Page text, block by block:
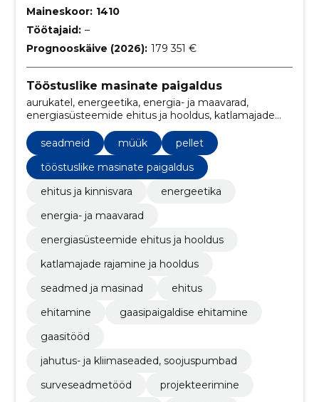
Maineskoor: 1410
Töötajaid: –
Prognooskäive (2026): 179 351 €
Tööstuslike masinate paigaldus
aurukatel, energeetika, energia- ja maavarad,
energiasüsteemide ehitus ja hooldus, katlamajade
rajamine ja hooldus, seadmed ja masinad, ehitus,
ehitamine, Gaasipaigaldise ehitamine, gaasitööd
seadmeid müük
pellet
tööstuslike masinate paigaldus
ehitus ja kinnisvara
energeetika
energia- ja maavarad
energiasüsteemide ehitus ja hooldus
katlamajade rajamine ja hooldus
seadmed ja masinad
ehitus
ehitamine
gaasipaigaldise ehitamine
gaasitööd
jahutus- ja kliimaseaded, soojuspumbad
surveseadmetööd
projekteerimine